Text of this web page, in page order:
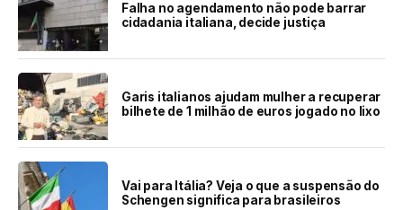
Falha no agendamento não pode barrar
cidadania italiana, decide justiça
Garis italianos ajudam mulher a recuperar
bilhete de 1 milhão de euros jogado no lixo
Vai para Itália? Veja o que a suspensão do
Schengen significa para brasileiros